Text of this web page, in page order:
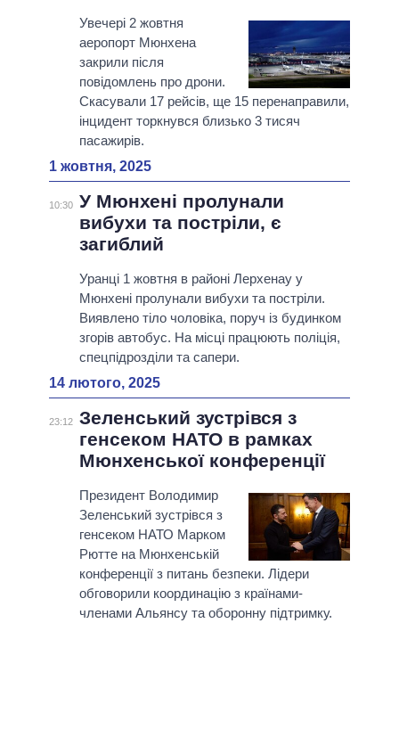
Увечері 2 жовтня
аеропорт Мюнхена
закрили після
повідомлень про дрони.
Скасували 17 рейсів, ще 15 перенаправили,
інцидент торкнувся близько 3 тисяч
пасажирів.
1 жовтня, 2025
10:30 У Мюнхені пролунали
вибухи та постріли, є
загиблий
Уранці 1 жовтня в районі Лерхенау у
Мюнхені пролунали вибухи та постріли.
Виявлено тіло чоловіка, поруч із будинком
згорів автобус. На місці працюють поліція,
спецпідрозділи та сапери.
14 лютого, 2025
23:12 Зеленський зустрівся з
генсеком НАТО в рамках
Мюнхенської конференції
Президент Володимир
Зеленський зустрівся з
генсеком НАТО Марком
Рютте на Мюнхенській
конференції з питань безпеки. Лідери
обговорили координацію з країнами-
членами Альянсу та оборонну підтримку.